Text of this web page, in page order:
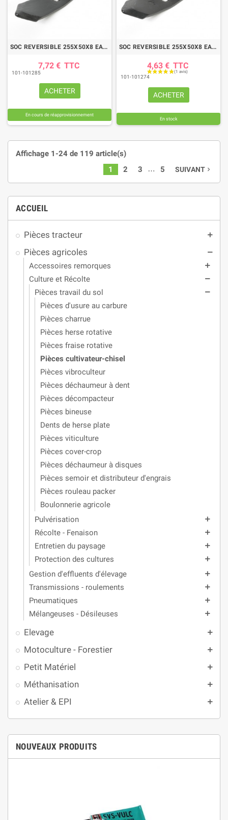
ACCUEIL
Pièces tracteur add
Pièces agricoles remove
Accessoires remorques add
Culture et Récolte remove
Pièces travail du sol remove
Pièces d'usure au carbure
Pièces charrue
Pièces herse rotative
Pièces fraise rotative
Pièces cultivateur-chisel
Pièces vibroculteur
Pièces déchaumeur à dent
Pièces décompacteur
Pièces bineuse
Dents de herse plate
Pièces viticulture
Pièces cover-crop
Pièces déchaumeur à disques
Pièces semoir et distributeur d'engrais
Pièces rouleau packer
Boulonnerie agricole
Pulvérisation
add
Récolte - Fenaison add
Entretien du paysage add
Protection des cultures add
Gestion d'effluents d'élevage add
Transmissions - roulements add
Pneumatiques add
Mélangeuses - Désileuses add
Elevage add
Motoculture - Forestier add
Petit Matériel add
Méthanisation add
Atelier & EPI add
NOUVEAUX PRODUITS
SOC REVERSIBLE 255X50X8 EA35/60
7,72 € TTC
101-101285
ACHETER
En cours de réapprovisionnement
SOC REVERSIBLE 255X50X8 EA45
4,63 € TTC
101-101274
ACHETER
En stock
Affichage 1-24 de 119 article(s)
1
2 3 … 5 SUIVANT navigate_next